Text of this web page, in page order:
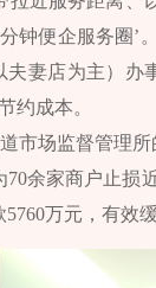
钟便企服务圈
妻店为主）办
约成本。
市场监督管理
余家商户止损
万元，有效